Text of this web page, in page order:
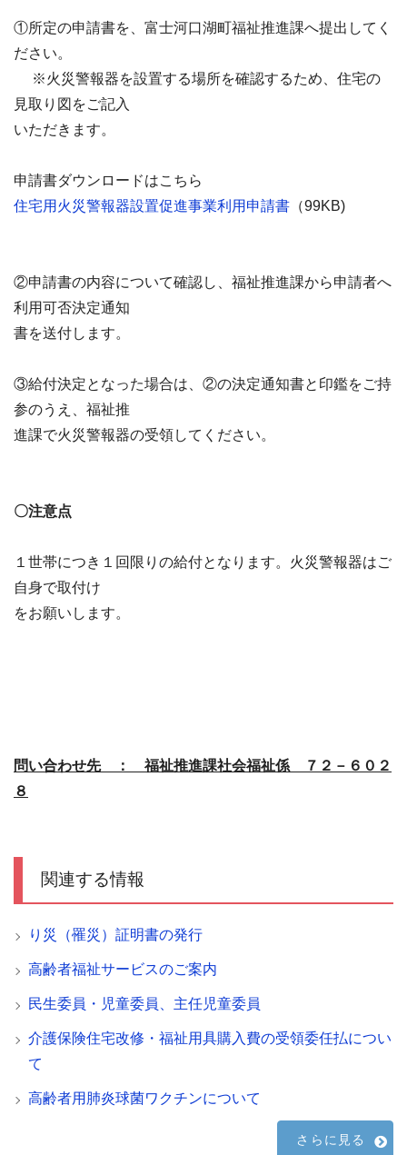
①所定の申請書を、富士河口湖町福祉推進課へ提出してく
ださい。
※火災警報器を設置する場所を確認するため、住宅の
見取り図をご記入
いただきます。
申請書ダウンロードはこちら
住宅用火災警報器設置促進事業利用申請書 （99KB)
②申請書の内容について確認し、福祉推進課から申請者へ
利用可否決定通知
書を送付します。
③給付決定となった場合は、②の決定通知書と印鑑をご持
参のうえ、福祉推
進課で火災警報器の受領してください。
〇注意点
１世帯につき１回限りの給付となります。火災警報器はご
自身で取付け
をお願いします。
問い合わせ先 ： 福祉推進課社会福祉係 ７２－６０２
８
関連する情報
り災（罹災）証明書の発行
高齢者福祉サービスのご案内
民生委員・児童委員、主任児童委員
介護保険住宅改修・福祉用具購入費の受領委任払につい
て
高齢者用肺炎球菌ワクチンについて
さらに見る